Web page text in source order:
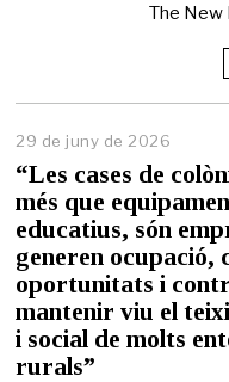
The New
29 de juny de 2026
d
e
n
y
e
“Les cases de
més que
educatius, són
generen ocupació,
oportunitats i
mantenir viu el
i social de molts
rurals”